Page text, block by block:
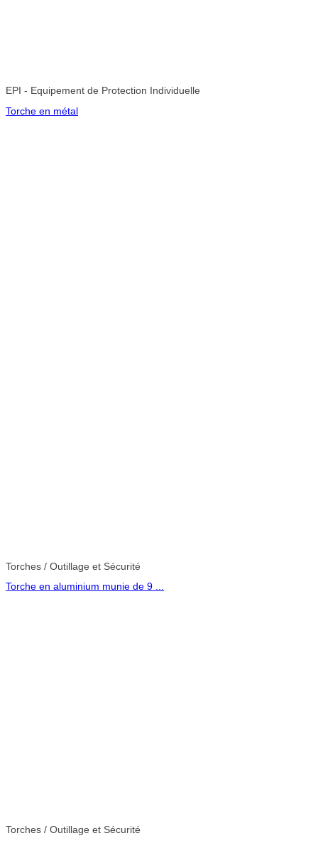
EPI - Equipement de Protection Individuelle
Torche en métal
Torches / Outillage et Sécurité
Torche en aluminium munie de 9 ...
Torches / Outillage et Sécurité